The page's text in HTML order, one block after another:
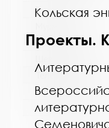
Кольская
Проекты.
Город:
Улица, дом:
Телефон:
8 (8152) 53-83-
www:
http://blind-